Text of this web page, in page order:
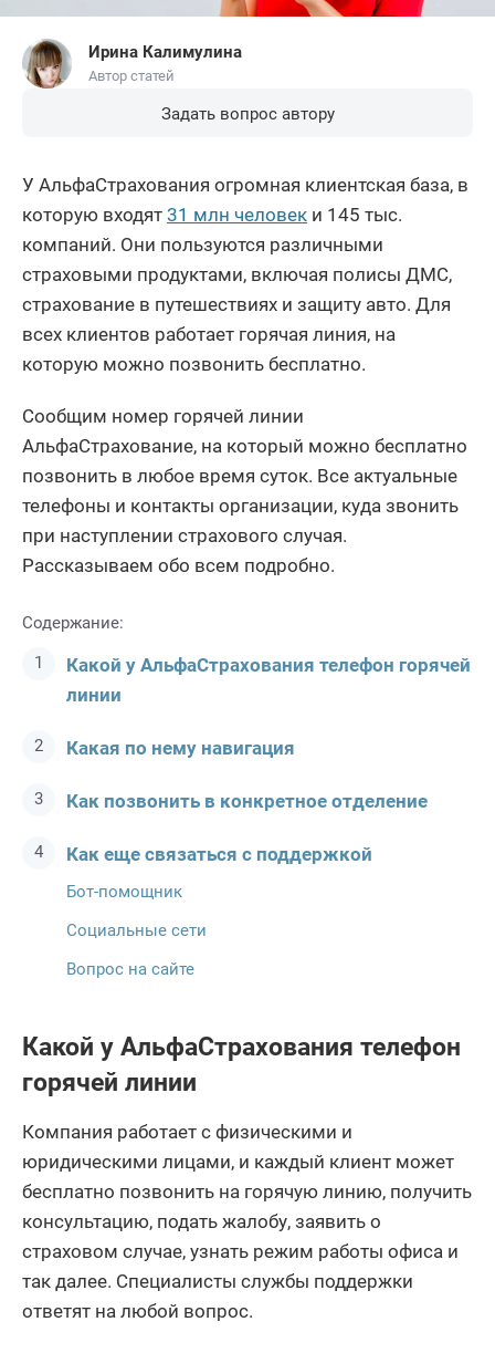
Ирина Калимулина
Автор статей
Задать вопрос автору
У АльфаСтрахования огромная клиентская база, в
которую входят 31 млн человек и 145 тыс.
компаний. Они пользуются различными
страховыми продуктами, включая полисы ДМС,
страхование в путешествиях и защиту авто. Для
всех клиентов работает горячая линия, на
которую можно позвонить бесплатно.
Сообщим номер горячей линии
АльфаСтрахование, на который можно бесплатно
позвонить в любое время суток. Все актуальные
телефоны и контакты организации, куда звонить
при наступлении страхового случая.
Рассказываем обо всем подробно.
Содержание:
Какой у АльфаСтрахования телефон горячей
линии
Какая по нему навигация
Как позвонить в конкретное отделение
Как еще связаться с поддержкой
Бот-помощник
Социальные сети
Вопрос на сайте
Какой у АльфаСтрахования телефон
горячей линии
Компания работает с физическими и
юридическими лицами, и каждый клиент может
бесплатно позвонить на горячую линию, получить
консультацию, подать жалобу, заявить о
страховом случае, узнать режим работы офиса и
так далее. Специалисты службы поддержки
ответят на любой вопрос.